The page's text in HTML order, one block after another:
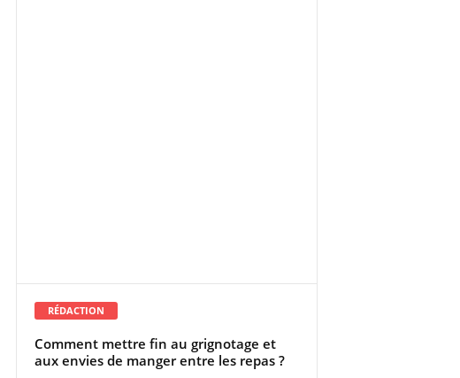
RÉDACTION
Comment mettre fin au grignotage et
aux envies de manger entre les repas ?